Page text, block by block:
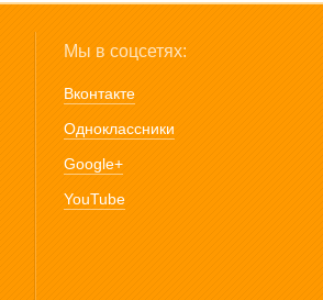
Мы в соцсетях:
Вконтакте
Одноклассники
Google+
YouTube